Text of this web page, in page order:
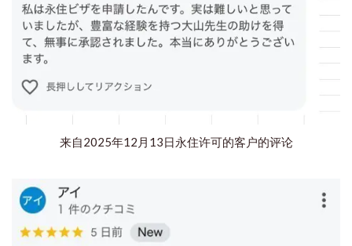
来自2025年12月13日永住许可的客户的评论